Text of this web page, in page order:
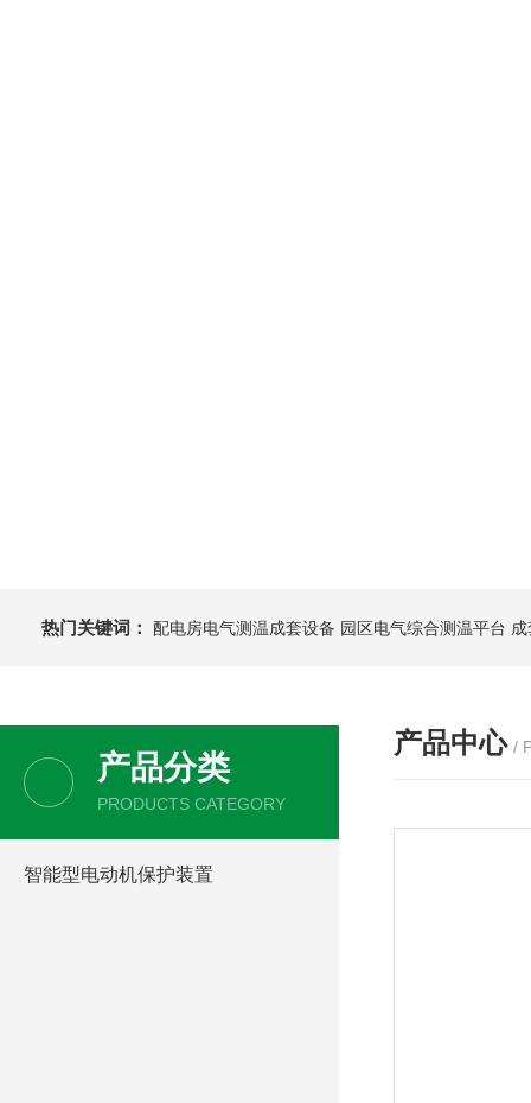
热门关键词： 配电房电气测温成套设备 园区电气综合测温平台
产品分类
PRODUCTS CATEGORY
智能型电动机保护装置
产品中心 /